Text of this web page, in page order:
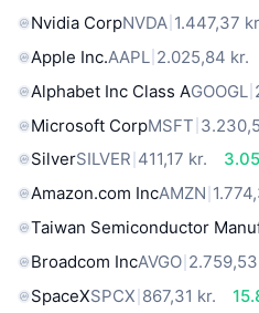
Nvidia CorpNVDA 1.447,37
Apple Inc.AAPL 2.025,84 kr.
Alphabet Inc Class AGOOGL
Microsoft CorpMSFT
SilverSILVER 411,17 kr.
Amazon.com IncAMZN
Taiwan Semiconductor
Broadcom IncAVGO
SpaceXSPCX 867,31 kr.